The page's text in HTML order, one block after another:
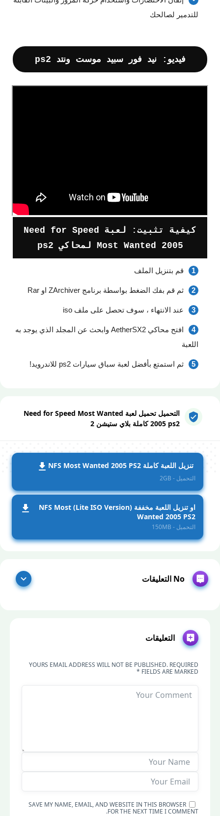
للتدمير لصالحك
فيديو: نيد فور سبيد موست ونتد ps2
كيفية تثبيت: لعبة Need for Speed
Most Wanted 2005 لمحاكي ps2
قم بتنزيل الملف
ثم قم بفك الضغط بواسطة برنامج ZArchiver او Rar
عند الانتهاء ، سوف تحصل على ملف iso
افتح محاكي AetherSX2 وابحث عن المجلد الذي يوجد به
اللعبة
ثم استمتع بأفضل لعبة سباق سيارات ps2 للاندرويد!
التحميل تحميل لعبة Need for Speed Most Wanted
2005 ps2 كاملة بلاي ستيشن 2
تنزيل اللعبة كاملة NFS Most Wanted 2005 PS2
التحميل - 2GB
او تنزيل اللعبة مخففة (Lite ISO Version) NFS Most
Wanted 2005 PS2
التحميل - 150MB
No التعليقات
التعليقات
YOURS EMAIL ADDRESS WILL NOT BE PUBLISHED. REQUIRED
FIELDS ARE MARKED *
SAVE MY NAME, EMAIL, AND WEBSITE IN THIS BROWSER
FOR THE NEXT TIME I COMMENT.